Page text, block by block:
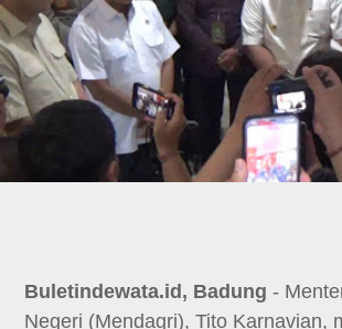
Buletindewata.id, Badung -
Negeri (Mendagri), Tito Karnavian,